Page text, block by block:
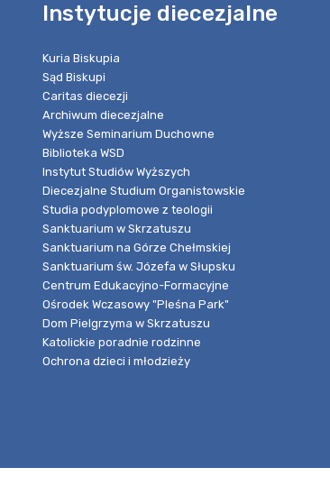
Instytucje diecezjalne
Kuria Biskupia
Sąd Biskupi
Caritas diecezji
Archiwum diecezjalne
Wyższe Seminarium Duchowne
Biblioteka WSD
Instytut Studiów Wyższych
Diecezjalne Studium Organistowskie
Studia podyplomowe z teologii
Sanktuarium w Skrzatuszu
Sanktuarium na Górze Chełmskiej
Sanktuarium św. Józefa w Słupsku
Centrum Edukacyjno-Formacyjne
Ośrodek Wczasowy "Pleśna Park"
Dom Pielgrzyma w Skrzatuszu
Katolickie poradnie rodzinne
Ochrona dzieci i młodzieży